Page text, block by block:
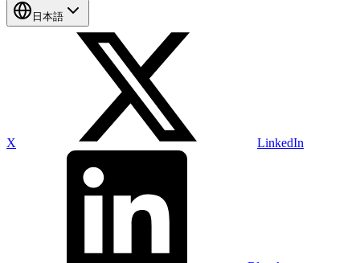
日本語
X LinkedIn